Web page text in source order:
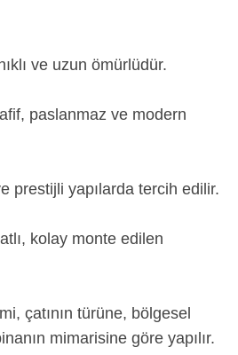
ve uzun ömürlüdür.
paslanmaz ve modern
prestijli yapılarda tercih edilir.
kolay monte edilen
çatının türüne, bölgesel
mimarisine göre yapılır.